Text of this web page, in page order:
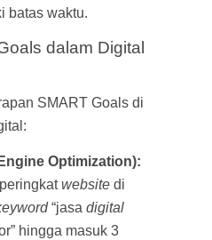
batas waktu.
dalam Digital
SMART Goals di
Optimization):
websitedi
“jasa digital
hingga masuk 3